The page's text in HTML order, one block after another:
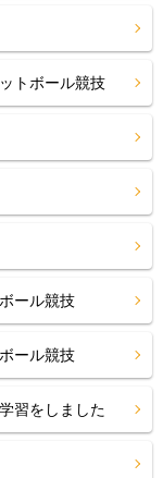
トボール競技
ール競技
ール競技
習をしました